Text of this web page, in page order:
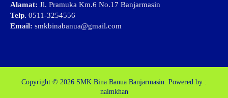
Alamat: Jl. Pramuka Km.6 No.17 Banjarmasin
Telp. 0511-3254556
Email: smkbinabanua@gmail.com
Copyright © 2026 SMK Bina Banua Banjarmasin. Powered by :
naimkhan